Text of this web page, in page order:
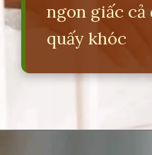
ngon giấc cả
quấy khóc